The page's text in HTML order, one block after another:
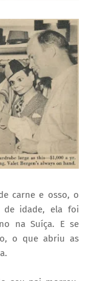
carne e osso, o
de idade, ela foi
na Suíça. E se
o que abriu as